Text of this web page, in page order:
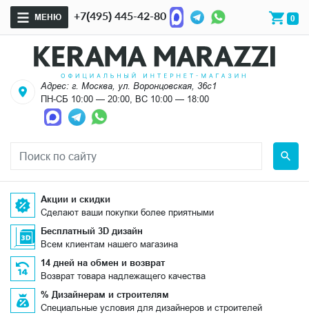
МЕНЮ +7(495) 445-42-80 0
Адрес: г. Москва, ул. Воронцовская, 36с1
ПН-СБ 10:00 — 20:00, ВС 10:00 — 18:00
Акции и скидки
Сделают ваши покупки более приятными
Бесплатный 3D дизайн
Всем клиентам нашего магазина
14 дней на обмен и возврат
Возврат товара надлежащего качества
% Дизайнерам и строителям
Специальные условия для дизайнеров и строителей